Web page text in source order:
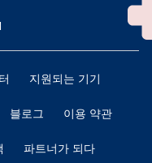
지원되는 기기
블로그 이용 약관
파트너가 되다